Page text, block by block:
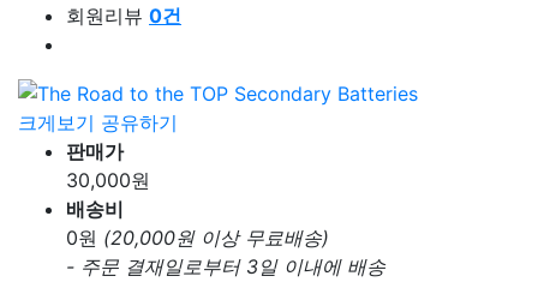
회원리뷰 0건
크게보기 공유하기
판매가
30,000원
배송비
0원 (20,000원 이상 무료배송)
- 주문 결재일로부터 3일 이내에 배송